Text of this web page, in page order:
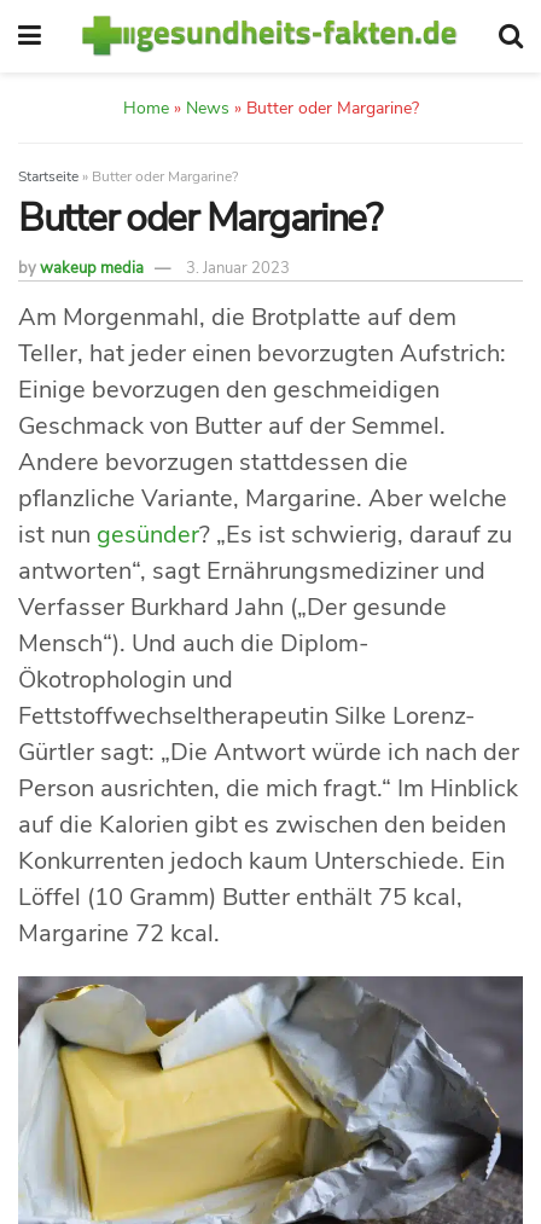
Home» News » Butter oder Margarine?
Startseite » Butter oder Margarine?
Butter oder Margarine?
bywakeup media 3. Januar 2023
Am Morgenmahl, die Brotplatte auf dem
Teller, hat jeder einen bevorzugten Aufstrich:
Einige bevorzugen den geschmeidigen
Geschmack von Butter auf der Semmel.
Andere bevorzugen stattdessen die
pflanzliche Variante, Margarine. Aber welche
ist nun gesünder? „Es ist schwierig, darauf zu
antworten“, sagt Ernährungsmediziner und
Verfasser Burkhard Jahn („Der gesunde
Mensch“). Und auch die Diplom-
Ökotrophologin und
Fettstoffwechseltherapeutin Silke Lorenz-
Gürtler sagt: „Die Antwort würde ich nach der
Person ausrichten, die mich fragt.“ Im Hinblick
auf die Kalorien gibt es zwischen den beiden
Konkurrenten jedoch kaum Unterschiede. Ein
Löffel (10 Gramm) Butter enthält 75 kcal,
Margarine 72 kcal.